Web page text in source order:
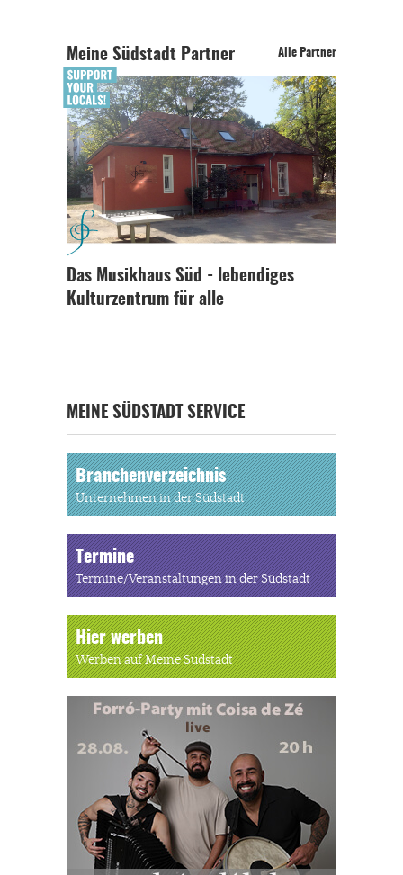
Meine Südstadt Partner Alle Partner
Das Musikhaus Süd - lebendiges
Kulturzentrum für alle
MEINE SÜDSTADT SERVICE
Branchenverzeichnis
Unternehmen in der Südstadt
Termine
Termine/Veranstaltungen in der Südstadt
Hier werben
Werben auf Meine Südstadt